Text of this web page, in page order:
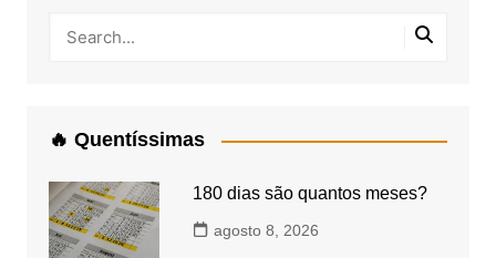
🔥 Quentíssimas
180 dias são quantos meses?
agosto 8, 2026